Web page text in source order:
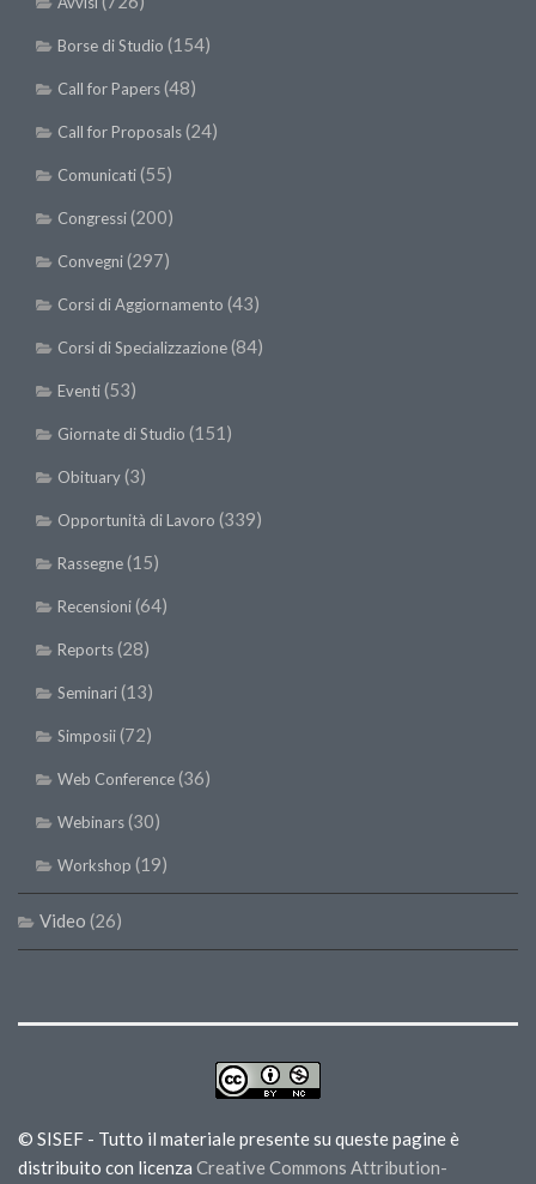
Borse di Studio (154)
Call for Papers(48)
Call for Proposals(24)
Comunicati(55)
Congressi(200)
Convegni(297)
Corsi di Aggiornamento (43)
Corsi di Specializzazione(84)
Eventi(53)
Giornate di Studio (151)
Obituary(3)
Opportunità di Lavoro (339)
Rassegne(15)
Recensioni(64)
Reports(28)
Seminari(13)
Simposii(72)
Web Conference(36)
Webinars(30)
Workshop (19)
Video (26)
© SISEF - Tutto il materiale presente su queste pagine è
distribuito con licenza Creative Commons Attribution-